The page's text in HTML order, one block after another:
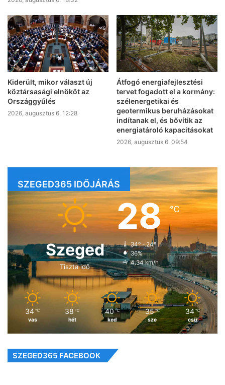
Kiderült, mikor választ új
köztársasági elnököt az
Országgyűlés
2026, augusztus 6. 12:28
Átfogó energiafejlesztési
tervet fogadott el a kormány:
szélenergetikai és
geotermikus beruházásokat
indítanak el, és bővítik az
energiatároló kapacitásokat
2026, augusztus 6. 09:54
SZEGED365 IDŐJÁRÁS
Szeged
Tiszta idő
28℃
34º - 24º
36%
4.34 km/h
34 ℃
vas
38 ℃
hét
40 ℃
ked
35 ℃
sze
34 ℃
csü
SZEGED365 FACEBOOK